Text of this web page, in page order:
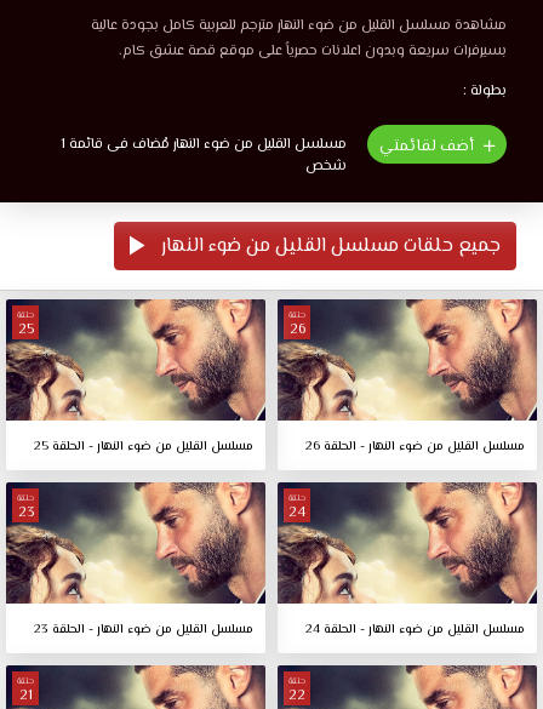
مشاهدة مسلسل القليل من ضوء النهار مترجم للعربية كامل بجودة عالية
بسيرفرات سريعة وبدون اعلانات حصرياً على موقع قصة عشق كام.
بطولة :
أضف لقائمتي
مسلسل القليل من ضوء النهار مُضاف فى قائمة 1
شخص
جميع حلقات مسلسل القليل من ضوء النهار
حلقة
26
مسلسل القليل من ضوء النهار - الحلقة 26
حلقة
25
مسلسل القليل من ضوء النهار - الحلقة 25
حلقة
24
مسلسل القليل من ضوء النهار - الحلقة 24
حلقة
23
مسلسل القليل من ضوء النهار - الحلقة 23
حلقة
22
حلقة
21